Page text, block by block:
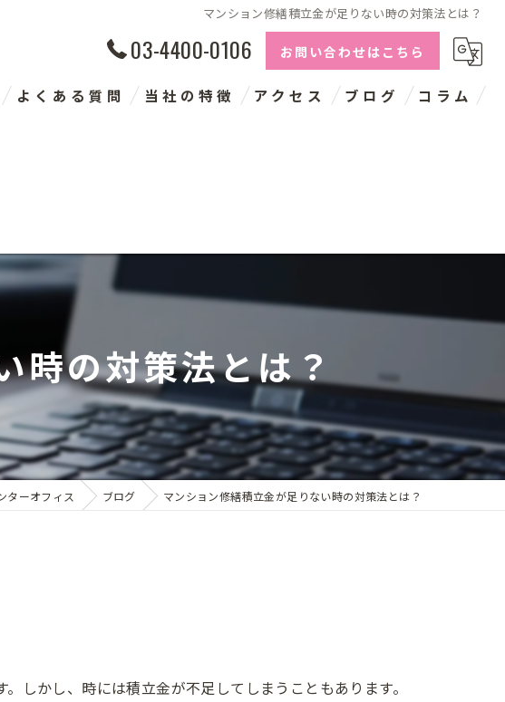
マンション修繕積立金が足りない時の対策法とは？
03-4400-0106 お問い合わせはこちら
よくある質問 当社の特徴
神奈川の大規模修繕
アクセス ブログ コラム
時の対策法とは？
ターオフィス ブログ マンション修繕積立金が足りない時の対策法とは？
しかし、時には積立金が不足してしまうこともあります。